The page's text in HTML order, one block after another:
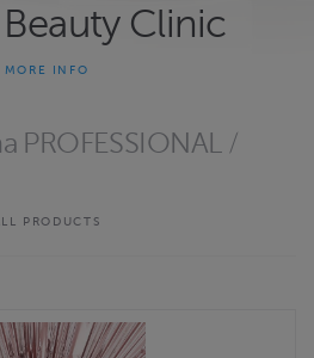
Clinic
Tämän tavoitteen saavuttamisen
tuotekehittelyä ja
huippusarjat Diego dalla Palma
MORE INFO
PROFESSIONAL/
PRODUCTS